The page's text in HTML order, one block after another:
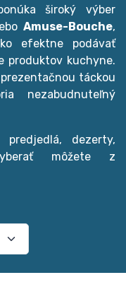
široký výber
Amuse-Bouche,
efektne podávať
produktov kuchyne.
táckou
nezabudnuteľný
dezerty,
môžete z